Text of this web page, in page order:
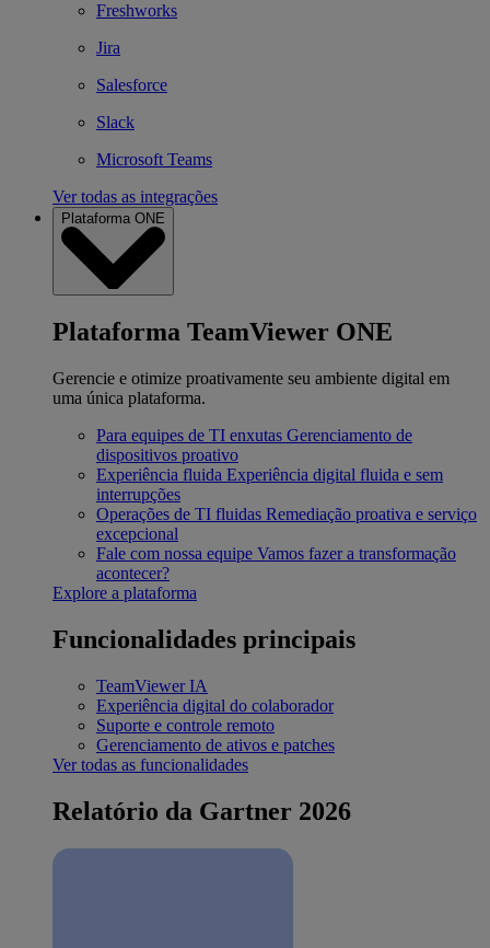
Freshworks
Jira
Salesforce
Slack
Microsoft Teams
Ver todas as integrações
Plataforma ONE
Plataforma TeamViewer ONE
Gerencie e otimize proativamente seu ambiente digital em
uma única plataforma.
Para equipes de TI enxutas Gerenciamento de
dispositivos proativo
Experiência fluida Experiência digital fluida e sem
interrupções
Operações de TI fluidas Remediação proativa e serviço
excepcional
Fale com nossa equipe Vamos fazer a transformação
acontecer?
Explore a plataforma
Funcionalidades principais
TeamViewer IA
Experiência digital do colaborador
Suporte e controle remoto
Gerenciamento de ativos e patches
Ver todas as funcionalidades
Relatório da Gartner 2026